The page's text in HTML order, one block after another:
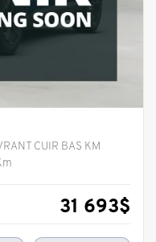
CUIR BAS KM
31 693$